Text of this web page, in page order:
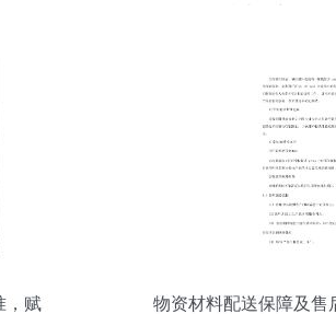
，赋
物资材料配送保障及售